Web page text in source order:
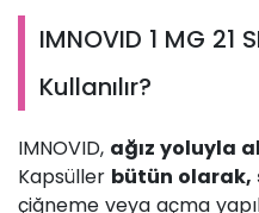
IMNOVID 1 MG 21
Kullanılır?
IMNOVID, ağız yoluyla
Kapsüller bütün olarak,
çiğneme veya açma